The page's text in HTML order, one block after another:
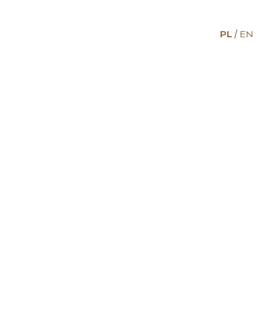
PL EN